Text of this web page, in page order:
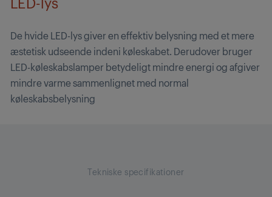
De hvide LED-lys giver en effektiv belysning med et mere
æstetisk udseende indeni køleskabet. Derudover bruger
LED-køleskabslamper betydeligt mindre energi og afgiver
mindre varme sammenlignet med normal
køleskabsbelysning
Tekniske specifikationer